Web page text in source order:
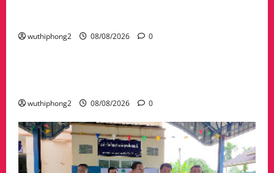
wuthiphong2 08/08/2026 0
ข่าวสาร
wuthiphong2 08/08/2026 0